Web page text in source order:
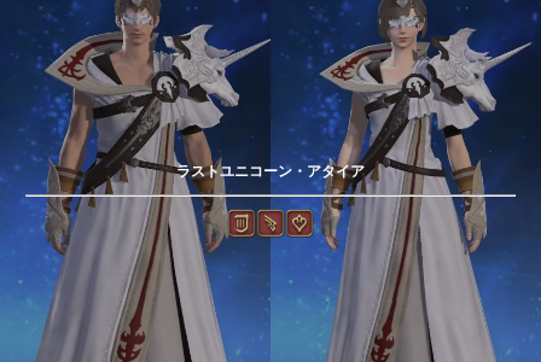
ラストユニコーン・アタイア